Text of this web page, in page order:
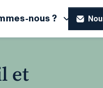
nous ?
et